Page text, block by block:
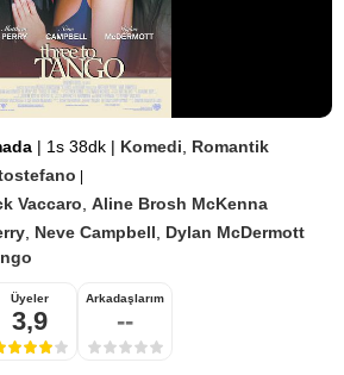
| 1s 38dk | Komedi
Romantik
Vaccaro Aline Brosh McKenna
Neve Campbell
Dylan McDermott
Üyeler
3,9
Arkadaşlarım
--